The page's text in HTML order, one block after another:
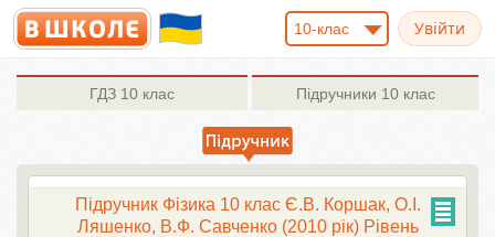
10-клас
ГДЗ 10 клас Підручники 10 клас
Підручник Фізика 10 клас Є.В. Коршак, О.І.
Ляшенко, В.Ф. Савченко (2010 рік) Рівень